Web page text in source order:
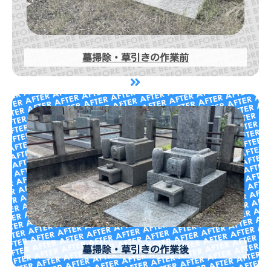
墓掃除・草引きの作業前
墓掃除・草引きの作業後